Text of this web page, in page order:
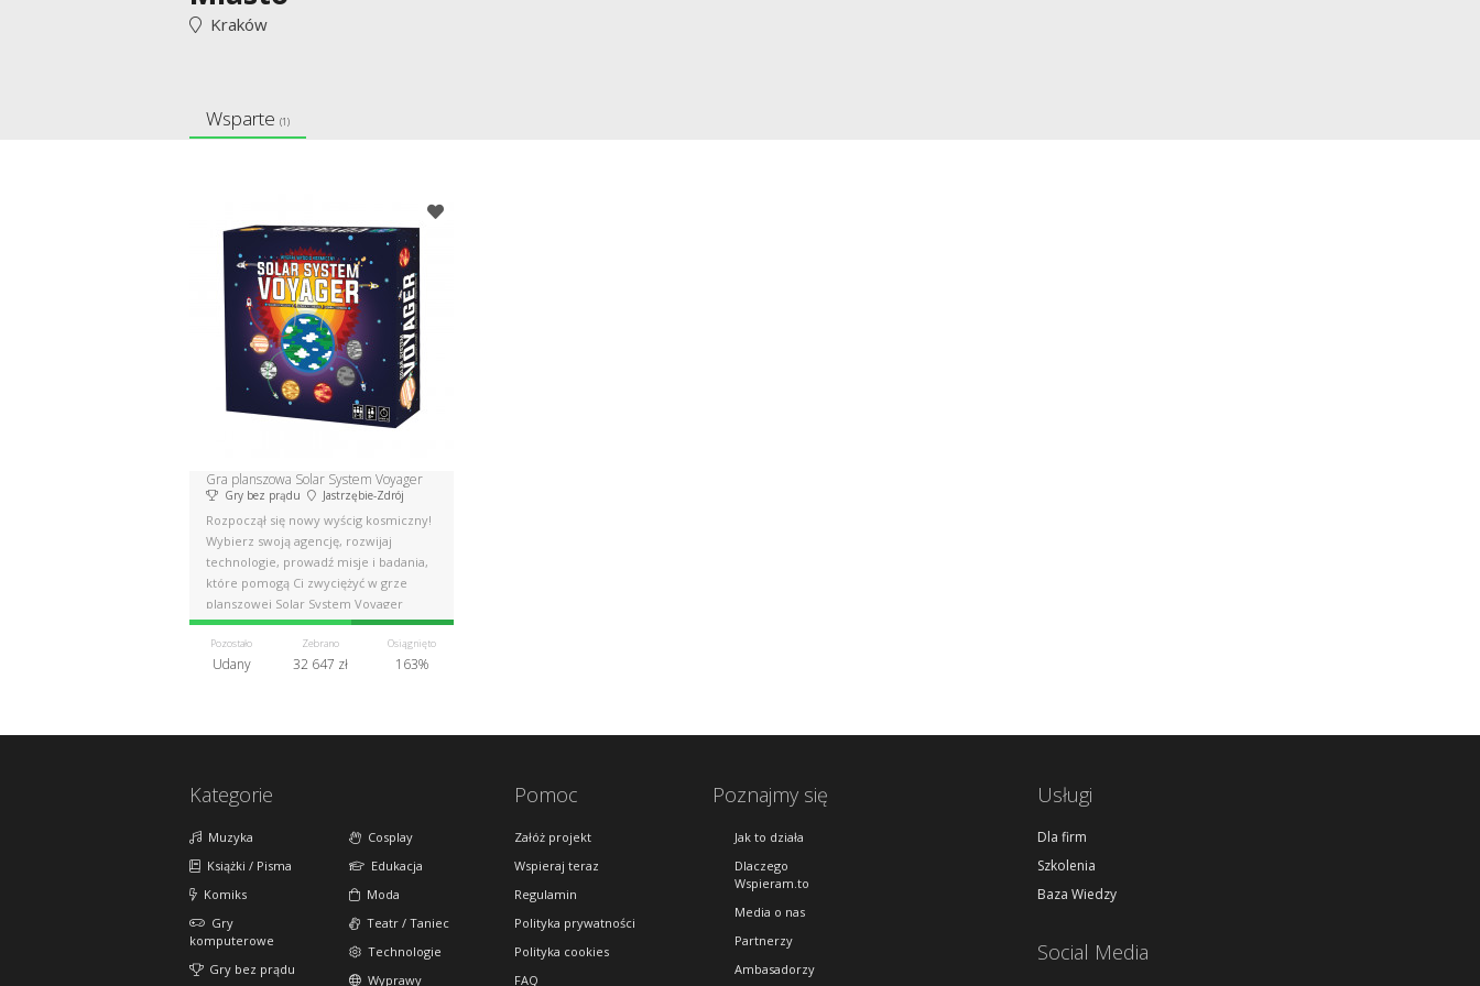
Kraków
Wsparte (1)
Gra planszowa Solar System Voyager
Gry bez prądu Jastrzębie-Zdrój
Rozpoczął się nowy wyścig kosmiczny!
Wybierz swoją agencję, rozwijaj
technologie, prowadź misje i badania,
które pomogą Ci zwyciężyć w grze
planszowej Solar System Voyager
Pozostało
Udany
Zebrano
32 647 zł
Osiągnięto
163%
Kategorie
Muzyka
Książki / Pisma
Komiks
Gry
komputerowe
Gry bez prądu
Cosplay
Edukacja
Moda
Teatr / Taniec
Technologie
Wyprawy
Pomoc
Załóż projekt
Wspieraj teraz
Regulamin
Polityka prywatności
Polityka cookies
FAQ
Poznajmy się
Jak to działa
Dlaczego
Wspieram.to
Media o nas
Partnerzy
Ambasadorzy
Usługi
Dla firm
Szkolenia
Baza Wiedzy
Social Media